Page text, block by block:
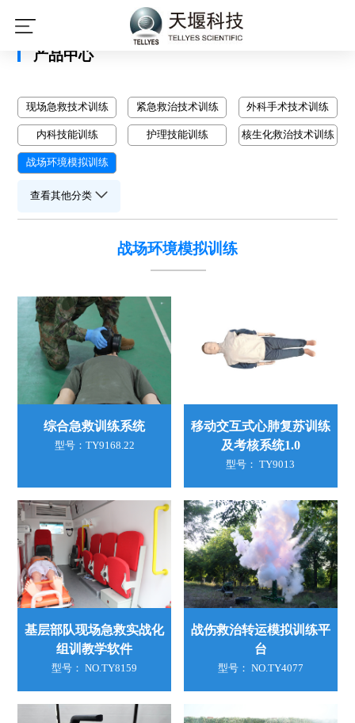
产品中心
现场急救技术训练 紧急救治技术训练 外科手术技术训练
内科技能训练 护理技能训练 核生化救治技术训练
战场环境模拟训练
查看其他分类
战场环境模拟训练
综合急救训练系统
型号：TY9168.22
移动交互式心肺复苏训练
及考核系统1.0
型号： TY9013
基层部队现场急救实战化
组训教学软件
型号： NO.TY8159
战伤救治转运模拟训练平
台
型号： NO.TY4077